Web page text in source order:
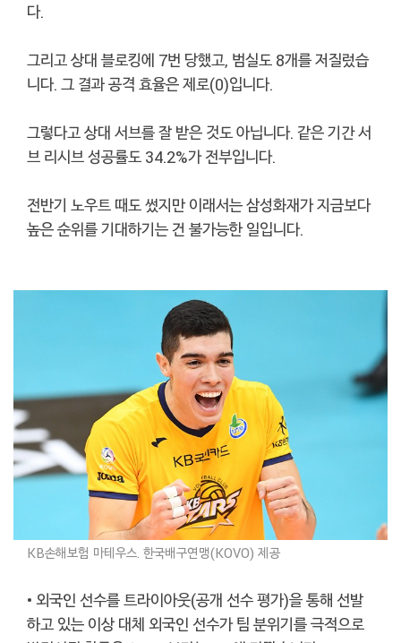
다.
그리고 상대 블로킹에 7번 당했고, 범실도 8개를 저질렀습
니다. 그 결과 공격 효율은 제로(0)입니다.
그렇다고 상대 서브를 잘 받은 것도 아닙니다. 같은 기간 서
브 리시브 성공률도 34.2%가 전부입니다.
전반기 노우트 때도 썼지만 이래서는 삼성화재가 지금보다
높은 순위를 기대하기는 건 불가능한 일입니다.
KB손해보험 마테우스. 한국배구연맹(KOVO) 제공
• 외국인 선수를 트라이아웃(공개 선수 평가)을 통해 선발
하고 있는 이상 대체 외국인 선수가 팀 분위기를 극적으로